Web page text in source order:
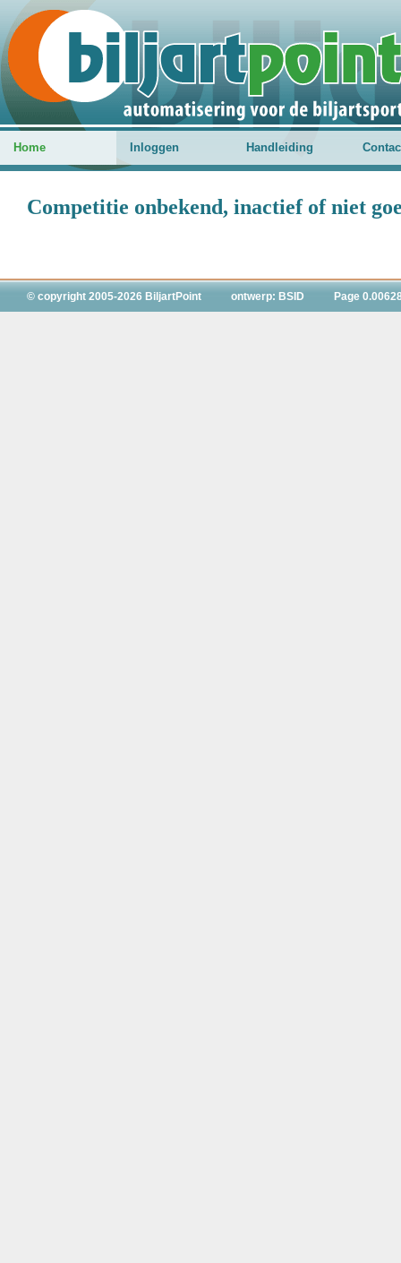
Home Inloggen Handleiding
Competitie onbekend, inactief of niet
© copyright 2005-2026 BiljartPoint ontwerp: BSID Page